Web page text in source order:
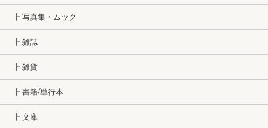
┣ 写真集・ムック
┣ 雑誌
┣ 雑貨
┣ 書籍/単行本
┣ 文庫